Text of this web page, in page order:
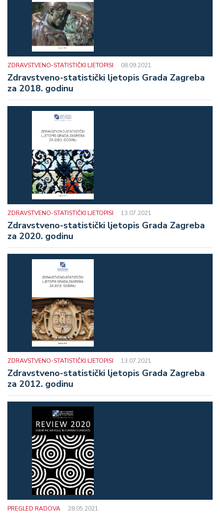
ZDRAVSTVENO-STATISTIČKI LJETOPISI 08.09.2021.
Zdravstveno-statistički ljetopis Grada Zagreba
za 2018. godinu
ZDRAVSTVENO-STATISTIČKI LJETOPISI 13.07.2021.
Zdravstveno-statistički ljetopis Grada Zagreba
za 2020. godinu
ZDRAVSTVENO-STATISTIČKI LJETOPISI 13.07.2021.
Zdravstveno-statistički ljetopis Grada Zagreba
za 2012. godinu
PREGLED RADOVA 28.05.2021.